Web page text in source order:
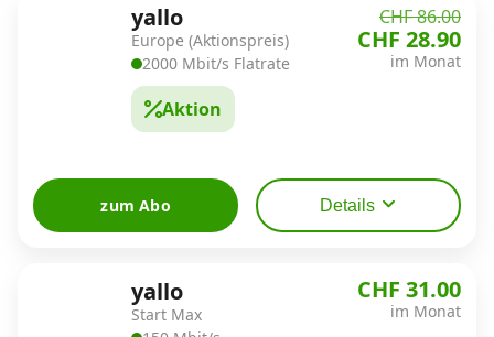
yallo
Europe (Aktionspreis)
2000 Mbit/s Flatrate
Aktion
CHF 86.00
CHF 28.90
im Monat
zum Abo Details
yallo
Start Max
CHF 31.00
im Monat